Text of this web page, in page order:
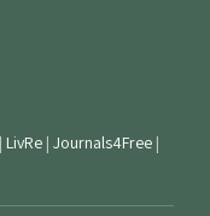
| LivRe | Journals4Free |